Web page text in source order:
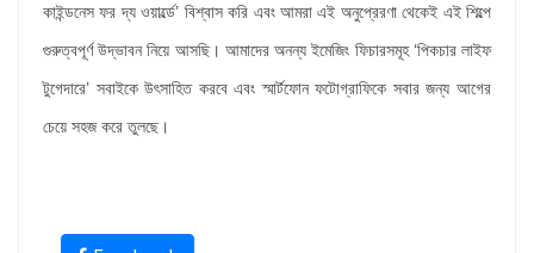
কাইন্ডনেস ফর দ্য ওয়ার্ল্ডে’ বিশ্বাস করি এবং আমরা এই অনুপ্রেরণা থেকেই এই শিল্পে
গুরুত্বপূর্ণ উদ্ভাবন নিয়ে আসছি। আমাদের অনন্য ইমেজিং ফিচারসমূহ ‘পিকচার লাইফ
টুগেদারে’ সবাইকে উৎসাহিত করবে এবং স্মার্টফোন ফটোগ্রাফিকে সবার জন্য আগের
চেয়ে সহজ করে তুলছে।